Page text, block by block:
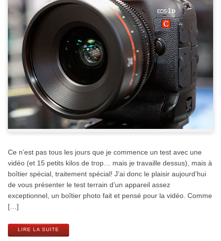
Ce n’est pas tous les jours que je commence un test avec une
vidéo (et 15 petits kilos de trop… mais je travaille dessus), mais à
boîtier spécial, traitement spécial! J’ai donc le plaisir aujourd’hui
de vous présenter le test terrain d’un appareil assez
exceptionnel, un boîtier photo fait et pensé pour la vidéo. Comme
[…]
LIRE LA SUITE